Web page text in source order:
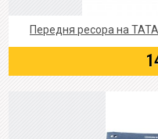
Передня ресора на